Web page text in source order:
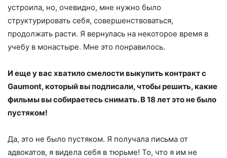
устроила, но, очевидно, мне нужно было
структурировать себя, совершенствоваться,
продолжать расти. Я вернулась на некоторое время в
учебу в монастыре. Мне это понравилось.
И еще у вас хватило смелости выкупить контракт с
Gaumont, который вы подписали, чтобы решить, какие
фильмы вы собираетесь снимать. В 18 лет это не было
пустяком!
Да, это не было пустяком. Я получала письма от
адвокатов, я видела себя в тюрьме! То, что я им не